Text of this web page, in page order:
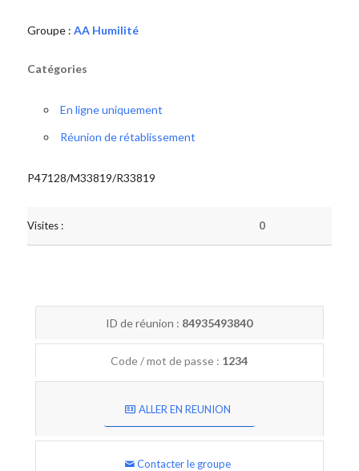
Groupe : AA Humilité
Catégories
En ligne uniquement
Réunion de rétablissement
P47128/M33819/R33819
Visites : 0
ID de réunion : 84935493840
Code / mot de passe : 1234
ALLER EN REUNION
Contacter le groupe